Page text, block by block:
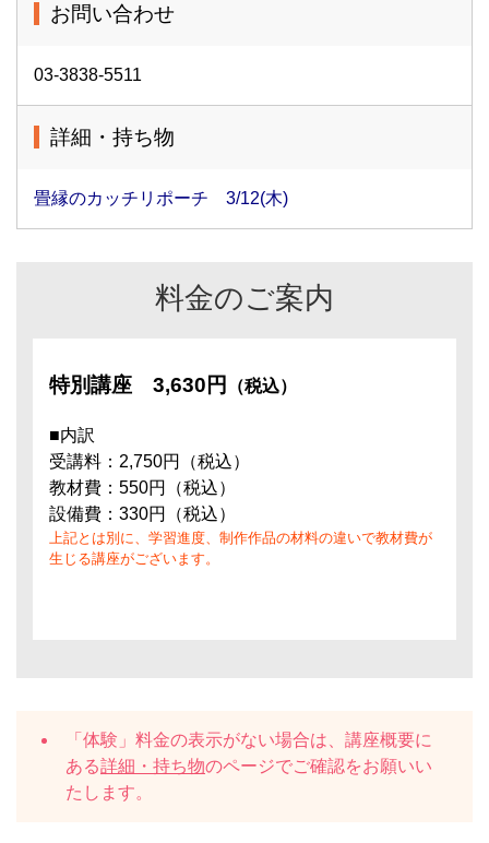
お問い合わせ
03-3838-5511
詳細・持ち物
畳縁のカッチリポーチ 3/12(木)
料金のご案内
特別講座 3,630円 （税込）
■内訳
受講料：2,750円（税込）
教材費：550円（税込）
設備費：330円（税込）
上記とは別に、学習進度、制作作品の材料の違いで教材費が
生じる講座がございます。
「体験」料金の表示がない場合は、講座概要に
ある詳細・持ち物のページでご確認をお願いい
たします。